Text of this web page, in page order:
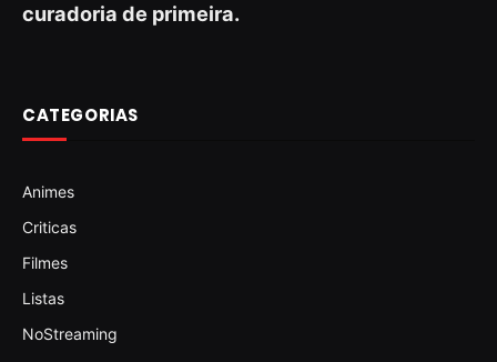
curadoria de primeira.
CATEGORIAS
Animes
Criticas
Filmes
Listas
NoStreaming